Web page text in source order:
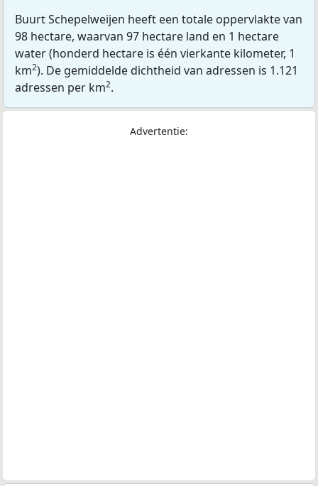
Buurt Schepelweijen heeft een totale oppervlakte van
98 hectare, waarvan 97 hectare land en 1 hectare
water (honderd hectare is één vierkante kilometer, 1
km2). De gemiddelde dichtheid van adressen is 1.121
adressen per km2.
Advertentie: